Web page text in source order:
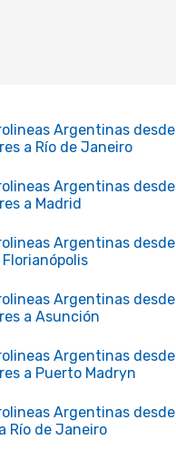
Argentinas desde
a Río de Janeiro
Argentinas desde
a Madrid
Argentinas desde
Argentinas desde
a Asunción
Argentinas desde
a Puerto Madryn
Argentinas desde
Río de Janeiro